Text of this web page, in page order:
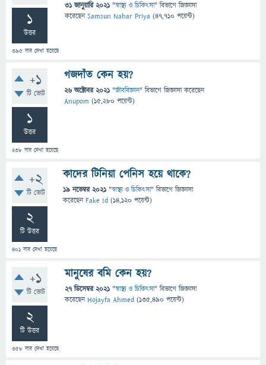
1
উত্তর
395 বার দেখা হয়েছে
31 জানুয়ারি 2021 "স্বাস্থ্য ও চিকিৎসা" বিভাগে জিজ্ঞাসা
করেছেনSamsun Nahar Priya (47,710 পয়েন্ট)
+1
টি ভোট
1
উত্তর
238 বার দেখা হয়েছে
গজদাঁত কেন হয়?
26 অক্টোবর 2021 "জীববিজ্ঞান" বিভাগে জিজ্ঞাসাকরেছেন
Anupom (15,280 পয়েন্ট)
+2
টি ভোট
2
টি উত্তর
401 বার দেখা হয়েছে
কাদের টিনিয়া পেনিস হয়ে থাকে?
19 নভেম্বর 2021 "স্বাস্থ্য ও চিকিৎসা" বিভাগে জিজ্ঞাসা
করেছেনFake Id (14,120 পয়েন্ট)
+1
টি ভোট
2
টি উত্তর
358 বার দেখা হয়েছে
মানুষের বমি কেন হয়?
27 ডিসেম্বর 2021 "স্বাস্থ্য ও চিকিৎসা" বিভাগে জিজ্ঞাসা
করেছেনHojayfa Ahmed (135,490 পয়েন্ট)